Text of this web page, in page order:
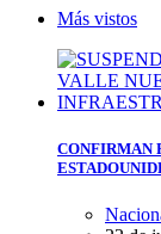
Más vistos
CONFIRMAN